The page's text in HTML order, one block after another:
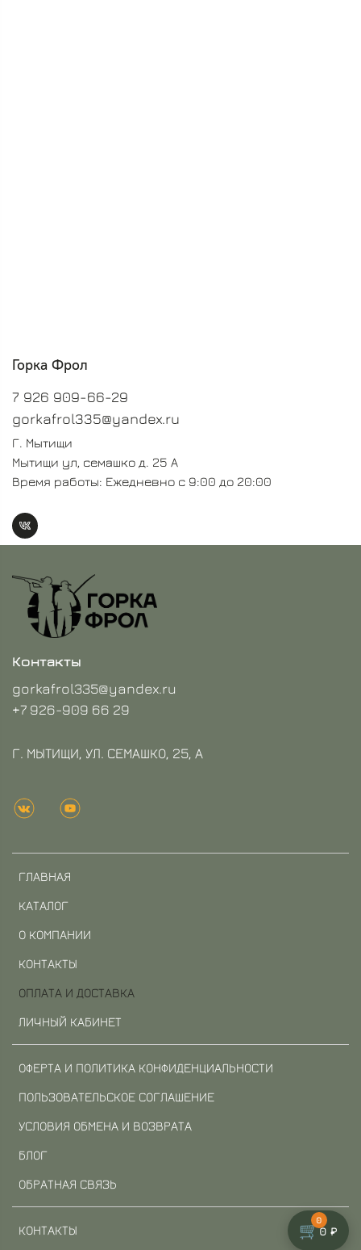
Горка Фрол
7 926 909-66-29
gorkafrol335@yandex.ru
Г. Мытищи
Мытищи ул, семашко д. 25 А
Время работы: Ежедневно с 9:00 до 20:00
ГЛАВНАЯ
КАТАЛОГ
О КОМПАНИИ
КОНТАКТЫ
ОПЛАТА И ДОСТАВКА
ЛИЧНЫЙ КАБИНЕТ
ОФЕРТА И ПОЛИТИКА КОНФИДЕНЦИАЛЬНОСТИ
ПОЛЬЗОВАТЕЛЬСКОЕ СОГЛАШЕНИЕ
УСЛОВИЯ ОБМЕНА И ВОЗВРАТА
БЛОГ
ОБРАТНАЯ СВЯЗЬ
КОНТАКТЫ
Контакты
gorkafrol335@yandex.ru
+7 926-909 66 29
Г. МЫТИЩИ, УЛ. СЕМАШКО, 25, А
🛒
0
0 ₽